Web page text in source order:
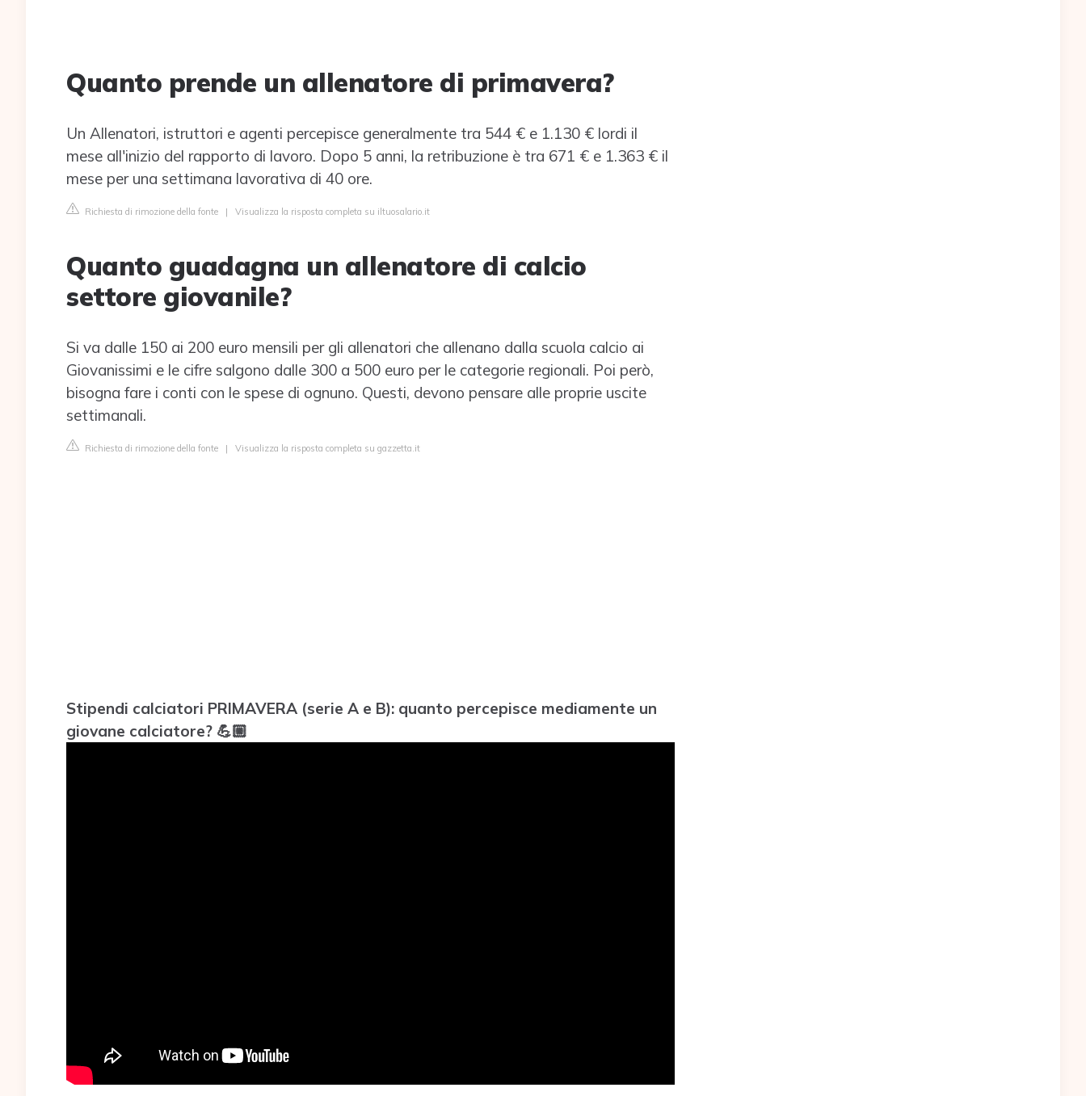
Quanto prende un allenatore di primavera?
Un Allenatori, istruttori e agenti percepisce generalmente tra 544 € e 1.130 € lordi il
mese all'inizio del rapporto di lavoro. Dopo 5 anni, la retribuzione è tra 671 € e 1.363 € il
mese per una settimana lavorativa di 40 ore.
Richiesta di rimozione della fonte | Visualizza la risposta completa su iltuosalario.it
Quanto guadagna un allenatore di calcio
settore giovanile?
Si va dalle 150 ai 200 euro mensili per gli allenatori che allenano dalla scuola calcio ai
Giovanissimi e le cifre salgono dalle 300 a 500 euro per le categorie regionali. Poi però,
bisogna fare i conti con le spese di ognuno. Questi, devono pensare alle proprie uscite
settimanali.
Richiesta di rimozione della fonte | Visualizza la risposta completa su gazzetta.it
Stipendi calciatori PRIMAVERA (serie A e B): quanto percepisce mediamente un
giovane calciatore? 💪🏼